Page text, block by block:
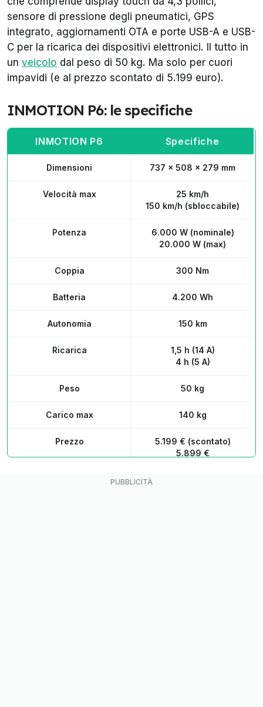
sensore di pressione degli pneumatici, GPS
integrato, aggiornamenti OTA e porte USB-A e USB-
C per la ricarica dei dispositivi elettronici. Il tutto in
un veicolo dal peso di 50 kg. Ma solo per cuori
impavidi (e al prezzo scontato di 5.199 euro).
INMOTION P6: le specifiche
INMOTION P6 Specifiche
Dimensioni 737 × 508 × 279 mm
Velocità max
25 km/h
150 km/h (sbloccabile)
Potenza
6.000 W (nominale)
20.000 W (max)
Coppia 300 Nm
Batteria 4.200 Wh
Autonomia 150 km
Ricarica
1,5 h (14 A)
4 h (5 A)
Peso 50 kg
Carico max 140 kg
Prezzo
5.199 € (scontato)
5.899 €